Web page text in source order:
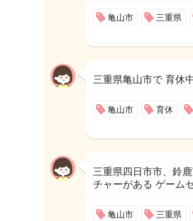
亀山市 三重県
三重県亀山市で 育休
亀山市 育休
三重県四日市市、鈴
チャーがある ゲーム
亀山市 三重県